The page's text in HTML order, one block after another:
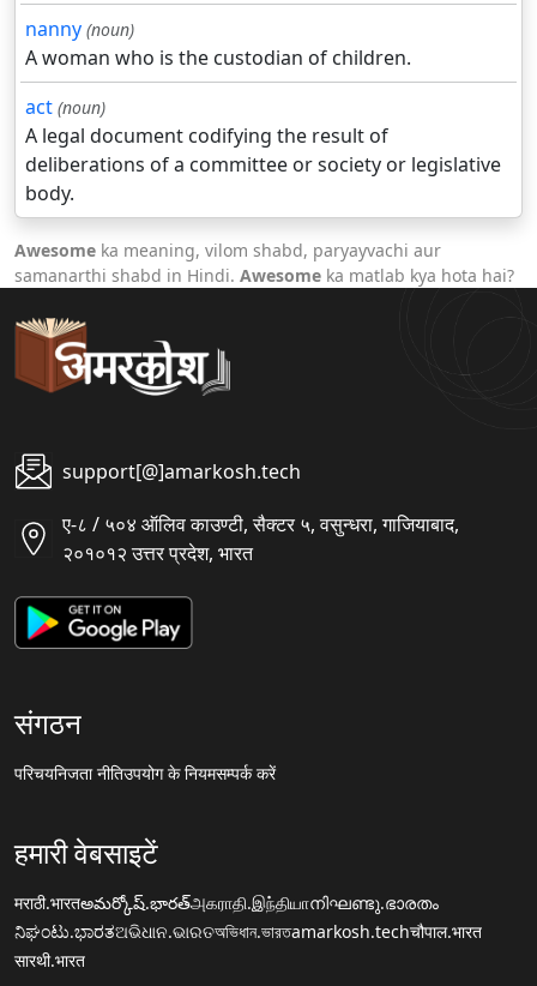
nanny (noun)
A woman who is the custodian of children.
act (noun)
A legal document codifying the result of
deliberations of a committee or society or legislative
body.
Awesome ka meaning, vilom shabd, paryayvachi aur
samanarthi shabd in Hindi. Awesome ka matlab kya hota hai?
support[@]amarkosh.tech
ए-८ / ५०४ ऑलिव काउण्टी, सैक्टर ५, वसुन्धरा, गाजियाबाद,
२०१०१२ उत्तर प्रदेश, भारत
संगठन
परिचयनिजता नीतिउपयोग के नियमसम्पर्क करें
हमारी वेबसाइटें
मराठी.भारतఅమర్కోష్.భారత్அகராதி.இந்தியாനിഘണ്ടു.ഭാരതം
ನಿಘಂಟು.ಭಾರತଅଭିଧାନ.ଭାରତঅভিধান.ভারতamarkosh.techचौपाल.भारत
सारथी.भारत